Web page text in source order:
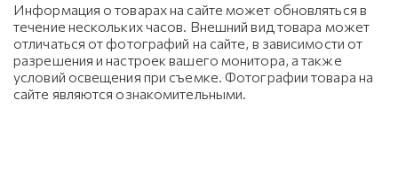
Информация о товарах на сайте может обновляться в
течение нескольких часов. Внешний вид товара может
отличаться от фотографий на сайте, в зависимости от
разрешения и настроек вашего монитора, а также
условий освещения при съемке. Фотографии товара на
сайте являются ознакомительными.